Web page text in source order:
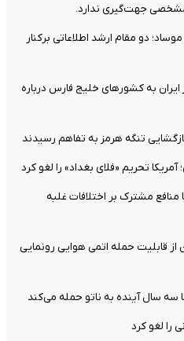
جهت‌گیری ندارد.
دو مقام ارشد اطلاعاتی برکنار
ایران به کشورهای خلیج فارس درباره
تنگه هرمز به تفاهم رسیدند
آمریکا تحریم «فلای بغداد» را لغو کرد
مشترک بر اختلافات غلبه
قابلیت حمله اتمی هوایی رونمایی
سه سال آینده به ناتو حمله می‌کند
را لغو کرد